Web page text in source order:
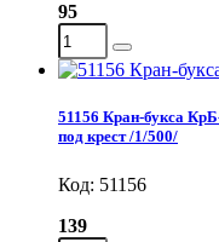
95
51156 Кран-букса
под крест /1/500/
Код: 51156
139